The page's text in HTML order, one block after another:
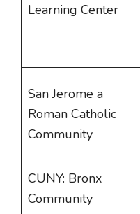
Learning Center
San Jerome a
Roman Catholic
Community
CUNY: Bronx
Community